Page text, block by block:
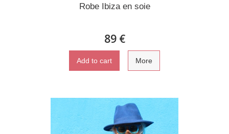
Robe Ibiza en soie
89 €
Add to cart More